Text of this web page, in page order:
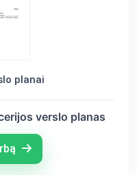
planai
verslo planas